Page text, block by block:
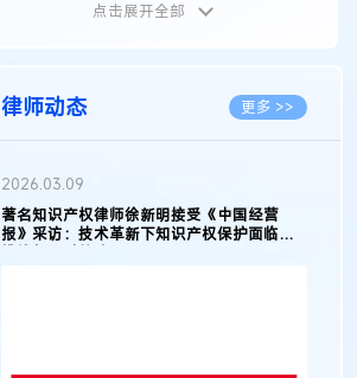
植物新品种
地理标志 更多 >>
集成电路布图设计
点击展开全部
律师动态 更多 >>
2026.02.10
徐新明律师经典案例：刘某与西安某生物科
技有限公司技术合作开发合同纠纷案